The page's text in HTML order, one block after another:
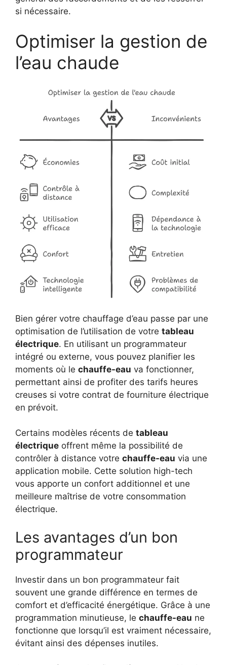
si nécessaire.
Optimiser la gestion de
l’eau chaude
Bien gérer votre chauffage d’eau passe par une
optimisation de l’utilisation de votre tableau
électrique. En utilisant un programmateur
intégré ou externe, vous pouvez planifier les
moments où le chauffe-eau va fonctionner,
permettant ainsi de profiter des tarifs heures
creuses si votre contrat de fourniture électrique
en prévoit.
Certains modèles récents de tableau
électrique offrent même la possibilité de
contrôler à distance votre chauffe-eau via une
application mobile. Cette solution high-tech
vous apporte un confort additionnel et une
meilleure maîtrise de votre consommation
électrique.
Les avantages d’un bon
programmateur
Investir dans un bon programmateur fait
souvent une grande différence en termes de
comfort et d’efficacité énergétique. Grâce à une
programmation minutieuse, le chauffe-eau ne
fonctionne que lorsqu’il est vraiment nécessaire,
évitant ainsi des dépenses inutiles.